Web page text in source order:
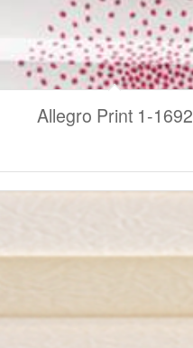
Allegro Print 1-1692